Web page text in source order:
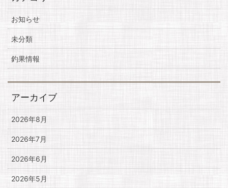
お知らせ
未分類
釣果情報
アーカイブ
2026年8月
2026年7月
2026年6月
2026年5月